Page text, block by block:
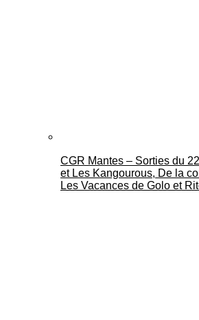
CGR Mantes – Sorties du
et Les Kangourous, De la
Les Vacances de Golo et